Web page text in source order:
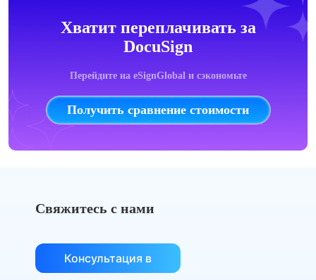
Хватит переплачивать за
DocuSign
Перейдите на eSignGlobal и сэкономьте
Получить сравнение стоимости
Свяжитесь с нами
Консультация в